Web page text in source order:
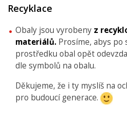
Recyklace
Obaly jsou vyrobeny z
materiálů. Prosíme, abys po
prostředku obal opět
dle symbolů na obalu.
Děkujeme, že i ty myslíš na
pro budoucí generace.